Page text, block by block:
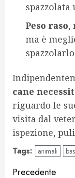
spazzolata
Peso raso,
ma è
cane
riguardo le
visita dal
ispezione,
Tags: animali
Precedente